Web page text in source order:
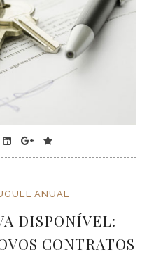
ANUAL
DISPONÍVEL:
CONTRATOS